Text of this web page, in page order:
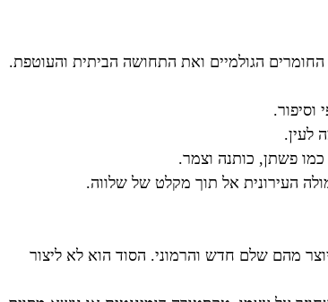
הגולמיים ואת התחושה הביתית והעוטפת.
וסיפור.
לעין.
פשתן, כותנה וצמר.
העירונית אל תוך מקלט של שלווה.
מהם שלם חדש והרמוני. הסוד הוא לא ליצור